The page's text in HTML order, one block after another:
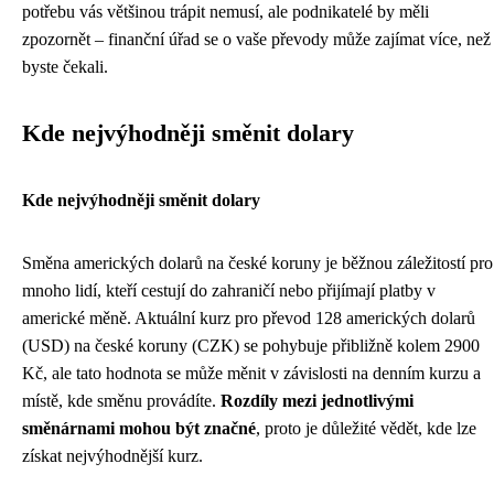
potřebu vás většinou trápit nemusí, ale podnikatelé by měli
zpozornět – finanční úřad se o vaše převody může zajímat více, než
byste čekali.
Kde nejvýhodněji směnit dolary
Kde nejvýhodněji směnit dolary
Směna amerických dolarů na české koruny je běžnou záležitostí pro
mnoho lidí, kteří cestují do zahraničí nebo přijímají platby v
americké měně. Aktuální kurz pro převod 128 amerických dolarů
(USD) na české koruny (CZK) se pohybuje přibližně kolem 2900
Kč, ale tato hodnota se může měnit v závislosti na denním kurzu a
místě, kde směnu provádíte. Rozdíly mezi jednotlivými
směnárnami mohou být značné, proto je důležité vědět, kde lze
získat nejvýhodnější kurz.